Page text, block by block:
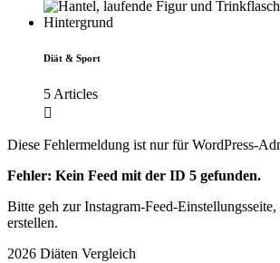
Diät & Sport
5 Articles
Diese Fehlermeldung ist nur für WordPress-
Fehler: Kein Feed mit der ID 5 gefunden.
Bitte geh zur Instagram-Feed-
erstellen.
2026 Diäten Vergleich